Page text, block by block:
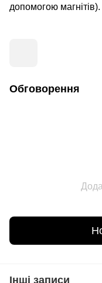
допомогою магнітів).
Обговорення
Інші записи